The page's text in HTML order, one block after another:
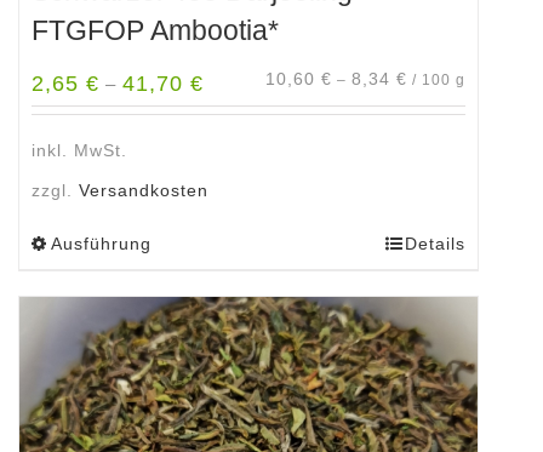
FTGFOP Ambootia*
2,65 € – 41,70 € 10,60 € – 8,34 € / 100 g
inkl. MwSt.
zzgl. Versandkosten
Ausführung
weist
mehrere
Varianten
auf.
Die
Details